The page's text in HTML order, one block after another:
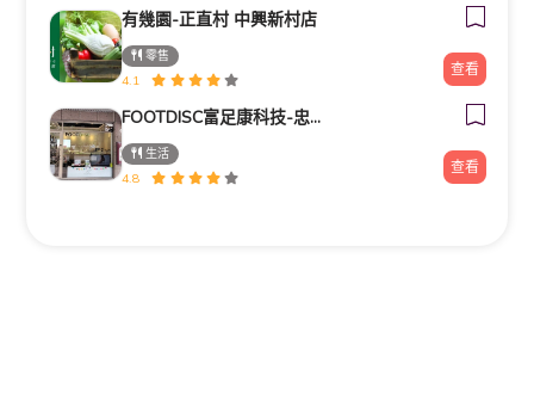
有幾園-正直村 中興新村店
零售
4.1
查看
FOOTDISC富足康科技-忠孝直營門市
生活
4.8
查看